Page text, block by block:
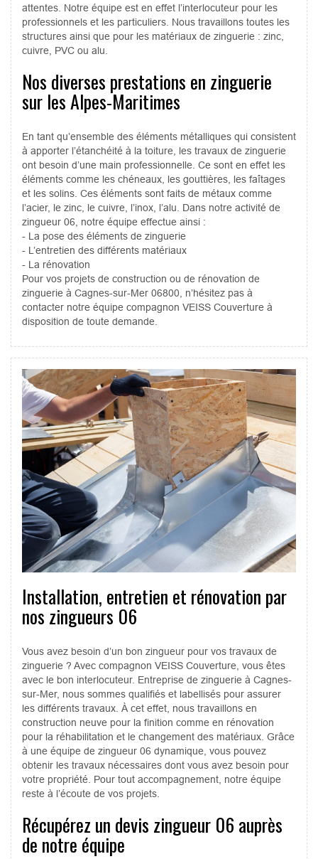
attentes. Notre équipe est en effet l’interlocuteur pour les
professionnels et les particuliers. Nous travaillons toutes les
structures ainsi que pour les matériaux de zinguerie : zinc,
cuivre, PVC ou alu.
Nos diverses prestations en zinguerie
sur les Alpes-Maritimes
En tant qu’ensemble des éléments métalliques qui consistent
à apporter l’étanchéité à la toiture, les travaux de zinguerie
ont besoin d’une main professionnelle. Ce sont en effet les
éléments comme les chéneaux, les gouttières, les faîtages
et les solins. Ces éléments sont faits de métaux comme
l’acier, le zinc, le cuivre, l’inox, l’alu. Dans notre activité de
zingueur 06, notre équipe effectue ainsi :
- La pose des éléments de zinguerie
- L’entretien des différents matériaux
- La rénovation
Pour vos projets de construction ou de rénovation de
zinguerie à Cagnes-sur-Mer 06800, n’hésitez pas à
contacter notre équipe compagnon VEISS Couverture à
disposition de toute demande.
Installation, entretien et rénovation par
nos zingueurs 06
Vous avez besoin d’un bon zingueur pour vos travaux de
zinguerie ? Avec compagnon VEISS Couverture, vous êtes
avec le bon interlocuteur. Entreprise de zinguerie à Cagnes-
sur-Mer, nous sommes qualifiés et labellisés pour assurer
les différents travaux. À cet effet, nous travaillons en
construction neuve pour la finition comme en rénovation
pour la réhabilitation et le changement des matériaux. Grâce
à une équipe de zingueur 06 dynamique, vous pouvez
obtenir les travaux nécessaires dont vous avez besoin pour
votre propriété. Pour tout accompagnement, notre équipe
reste à l’écoute de vos projets.
Récupérez un devis zingueur 06 auprès
de notre équipe